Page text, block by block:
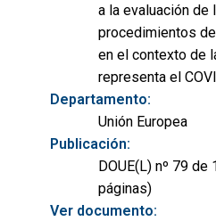
a la evaluación de
procedimientos
en el contexto de
representa el
Departamento:
Unión Europea
Publicación:
DOUE(L) nº 79
páginas)
Ver documento: